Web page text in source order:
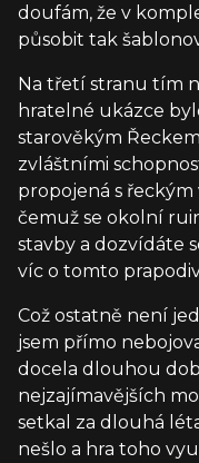
doufám, že v
působit tak
Na třetí stranu tím
hratelné ukázce
starověkým
zvláštními
propojená s
čemuž se okolní
stavby a dozvídáte
víc o tomto
Což ostatně není
jsem přímo
docela dlouhou
nejzajímavějších
setkal za dlouhá
nešlo a hra toho